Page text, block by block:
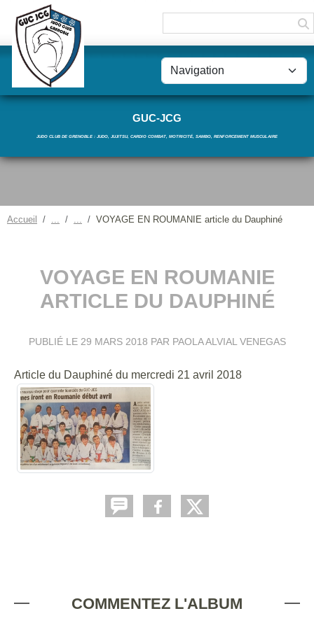
GUC-JCG
JUDO CLUB DE GRENOBLE : JUDO, JUJITSU, CARDIO COMBAT, MOTRICITÉ, SAMBO, RENFORCEMENT MUSCULAIRE
Accueil VOYAGE EN ROUMANIE article du Dauphiné
VOYAGE EN ROUMANIE
ARTICLE DU DAUPHINÉ
PUBLIÉ LE 29 MARS 2018 PAR PAOLA ALVIAL VENEGAS
Article du Dauphiné du mercredi 21 avril 2018
COMMENTEZ L'ALBUM
Panneau de gestion des cookies